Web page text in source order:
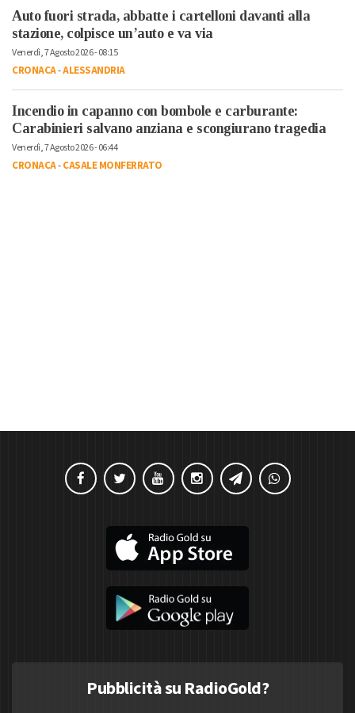
Auto fuori strada, abbatte i cartelloni davanti alla
stazione, colpisce un’auto e va via
Venerdì, 7 Agosto 2026 - 08:15
CRONACA-ALESSANDRIA
Incendio in capanno con bombole e carburante:
Carabinieri salvano anziana e scongiurano tragedia
Venerdì, 7 Agosto 2026 - 06:44
CRONACA-CASALE MONFERRATO
Pubblicità su RadioGold?